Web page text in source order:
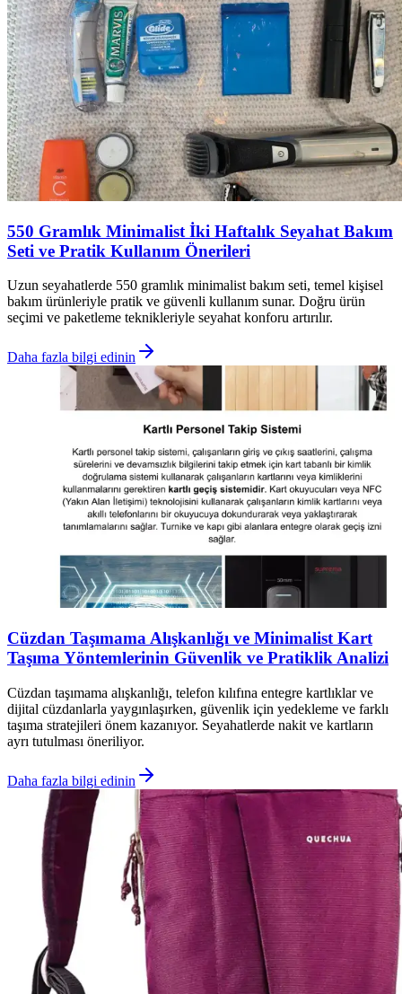
550 Gramlık Minimalist İki Haftalık Seyahat Bakım
Seti ve Pratik Kullanım Önerileri
Uzun seyahatlerde 550 gramlık minimalist bakım seti, temel kişisel
bakım ürünleriyle pratik ve güvenli kullanım sunar. Doğru ürün
seçimi ve paketleme teknikleriyle seyahat konforu artırılır.
Daha fazla bilgi edinin
Cüzdan Taşımama Alışkanlığı ve Minimalist Kart
Taşıma Yöntemlerinin Güvenlik ve Pratiklik Analizi
Cüzdan taşımama alışkanlığı, telefon kılıfına entegre kartlıklar ve
dijital cüzdanlarla yaygınlaşırken, güvenlik için yedekleme ve farklı
taşıma stratejileri önem kazanıyor. Seyahatlerde nakit ve kartların
ayrı tutulması öneriliyor.
Daha fazla bilgi edinin